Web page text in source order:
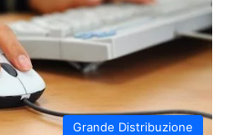
Grande Distribuzione